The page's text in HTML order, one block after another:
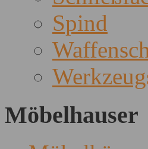
Spind
Möbelhauser